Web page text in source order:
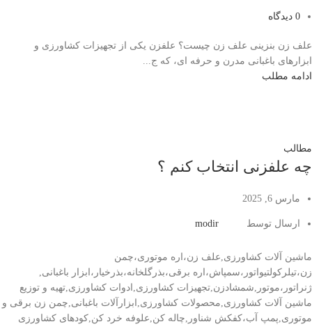
0 دیدگاه
علف زن بنزینی علف زن چیست؟ علفزن یکی از تجهیزات کشاورزی و
ابزارهای باغبانی مدرن و حرفه ای، که ج...
ادامه مطلب
مطالب
چه علفزنی انتخاب کنم ؟
مارس 6, 2025
ارسال توسط modir
ماشین آلات کشاورزی,علف زن،اره موتوری،چمن
زن،تیلرکولتیواتور،سمپاش،اره برقی،بذرگلخانه،بذرخیار،ابزار باغبانی,
ژنراتور،موتور,شمشادزن,تجهیزات کشاورزی,ادوات کشاورزی,تهیه و توزیع
ماشین آلات کشاورزی,محصولات کشاورزی,ابزارآلات باغبانی,چمن زن برقی و
موتوری,پمپ آب،کفکش شناور,چاله کن,علوفه خرد کن,کودهای کشاورزی